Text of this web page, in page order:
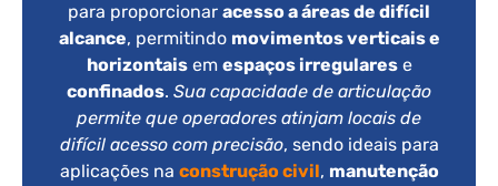
para proporcionar acesso a áreas de difícil
alcance, permitindo movimentos verticais e
horizontaisem espaços irregularese
confinados. Sua capacidade de articulação
permite que operadores atinjam locais de
difícil acesso com precisão, sendo ideais para
aplicações na construção civil, manutenção